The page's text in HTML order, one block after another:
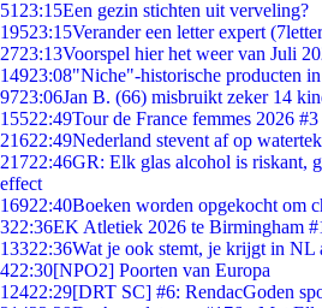
51 23:15Een gezin stichten uit verveling?
19523:15Verander een letter expert
2723:13Voorspel hier het weer van Juli
14923:08"Niche"-historische producten
9723:06Jan B. (66) misbruikt zeker 14
15522:49Tour de France femmes 2026
21622:49Nederland stevent af op
21722:46GR: Elk glas alcohol is riskant,
effect
16922:40Boeken worden opgekocht om
322:36EK Atletiek 2026 te Birmingham
13322:36Wat je ook stemt, je krijgt in
422:30[NPO2] Poorten van Europa
12422:29[DRT SC] #6: RendacGoden